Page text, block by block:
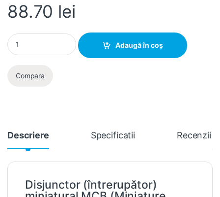
88.70 lei
Disjunctor automat MCB 1P 2A 10kA curbă C 1M, Hager |
Adaugă în coș
Compara
Descriere Specificatii Recenzii
Disjunctor (întrerupător)